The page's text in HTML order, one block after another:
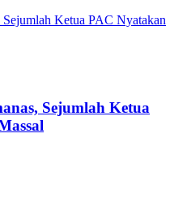
Sejumlah Ketua